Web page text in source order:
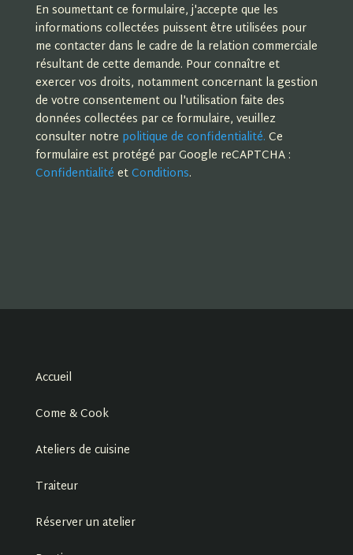
En soumettant ce formulaire, j'accepte que les
informations collectées puissent être utilisées pour
me contacter dans le cadre de la relation commerciale
résultant de cette demande. Pour connaître et
exercer vos droits, notamment concernant la gestion
de votre consentement ou l'utilisation faite des
données collectées par ce formulaire, veuillez
consulter notre politique de confidentialité. Ce
formulaire est protégé par Google reCAPTCHA :
Confidentialité etConditions.
Accueil
Come & Cook
Ateliers de cuisine
Traiteur
Réserver un atelier